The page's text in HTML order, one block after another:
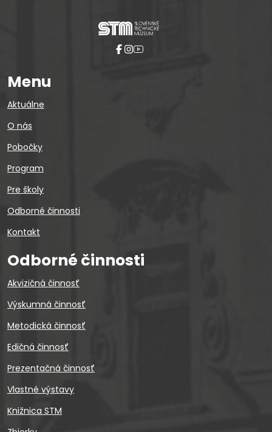
Menu
Aktuálne
O nás
Pobočky
Program
Pre školy
Odborné činnosti
Kontakt
Odborné činnosti
Akvizičná činnosť
Výskumná činnosť
Metodická činnosť
Edičná činnosť
Prezentačná činnosť
Vlastné výstavy
Knižnica STM